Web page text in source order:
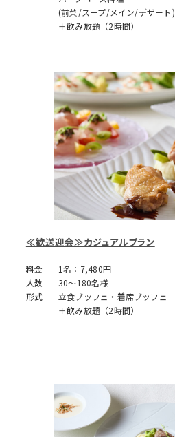
(前菜/スープ/メイン/デザート)
＋飲み放題（2時間）
≪歓送迎会≫カジュアルプラン
料金
1名：7,480円
人数
30～180名様
形式
立食ブッフェ・着席ブッフェ
＋飲み放題（2時間）